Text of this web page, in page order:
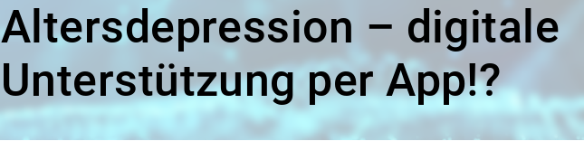
Altersdepression – digitale
Unterstützung per App!?